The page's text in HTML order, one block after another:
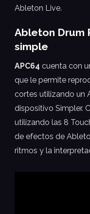
Ableton Live.
Ableton Drum
simple
APC64 cuenta con
que le permite
cortes utilizando un
dispositivo Simpler.
utilizando las 8
de efectos de
ritmos y la